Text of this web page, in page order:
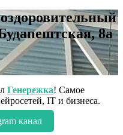
8а
Генережка! Самое
IT и бизнеса.
канал